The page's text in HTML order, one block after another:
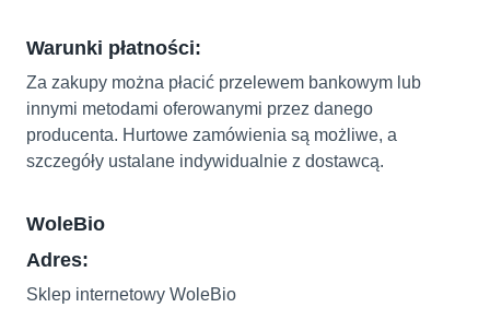
Warunki płatności:
Za zakupy można płacić przelewem bankowym lub
innymi metodami oferowanymi przez danego
producenta. Hurtowe zamówienia są możliwe, a
szczegóły ustalane indywidualnie z dostawcą.
WoleBio
Adres:
Sklep internetowy WoleBio